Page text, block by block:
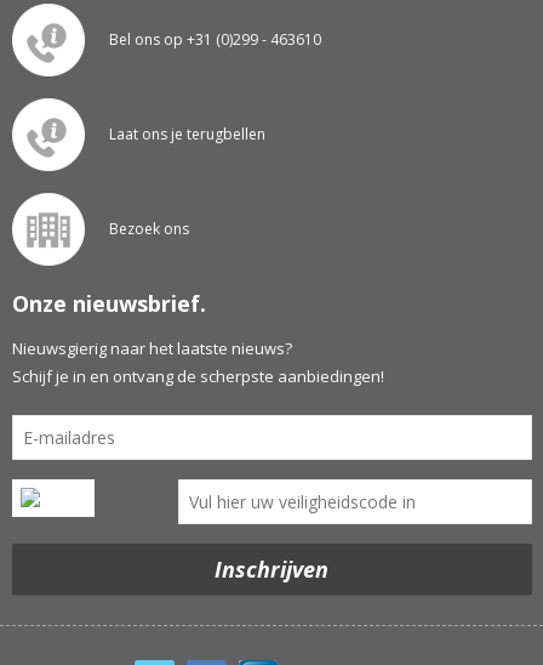
Bel ons op +31 (0)299 - 463610
Laat ons je terugbellen
Bezoek ons
Onze nieuwsbrief.
Nieuwsgierig naar het laatste nieuws?
Schijf je in en ontvang de scherpste aanbiedingen!